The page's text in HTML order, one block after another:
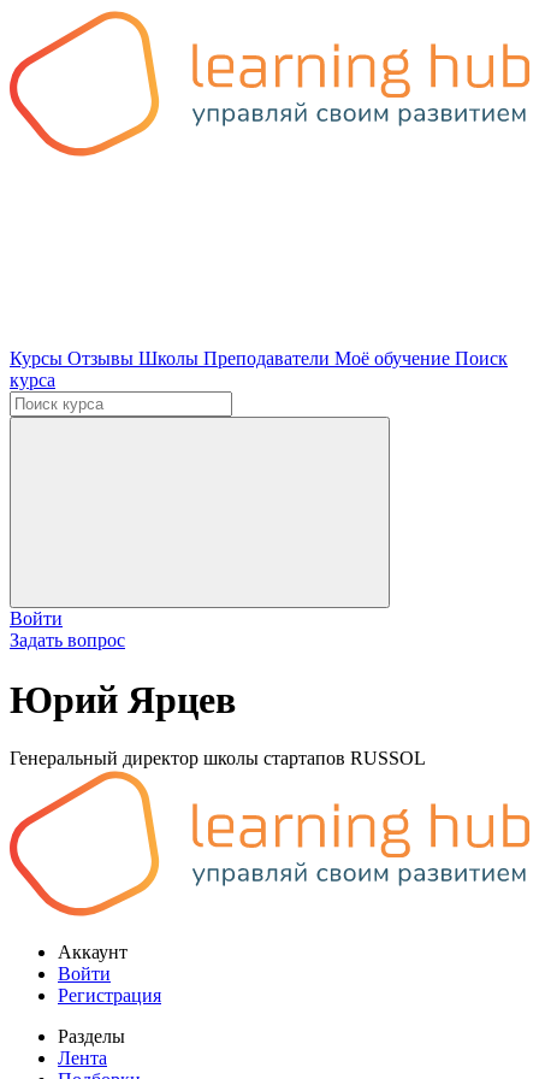
Курсы Отзывы Школы Преподаватели Моё обучение Поиск
курса
Войти
Задать вопрос
Юрий Ярцев
Генеральный директор школы стартапов RUSSOL
Аккаунт
Войти
Регистрация
Разделы
Лента